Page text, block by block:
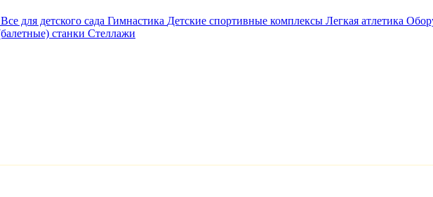
Все для детского сада Гимнастика Детские спортивные комплексы Легкая атлетика
станки Стеллажи